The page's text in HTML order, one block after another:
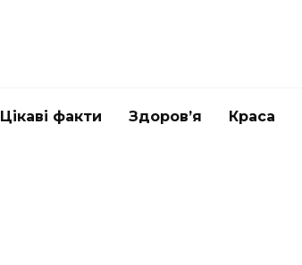
Цікаві факти Здоров’я Краса